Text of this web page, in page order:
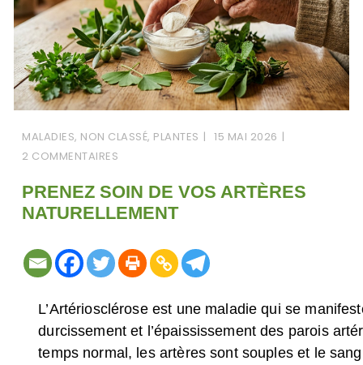
MALADIES, NON CLASSÉ, PLANTES
15 MAI 2026
2 COMMENTAIRES
PRENEZ SOIN DE VOS ARTÈRES
NATURELLEMENT
L’Artériosclérose est une maladie qui se
durcissement et l’épaississement des parois
temps normal, les artères sont souples et le